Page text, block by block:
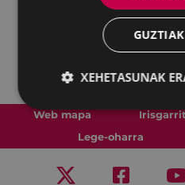
Web mapa
Lege-oharra
XEHETASUNAK